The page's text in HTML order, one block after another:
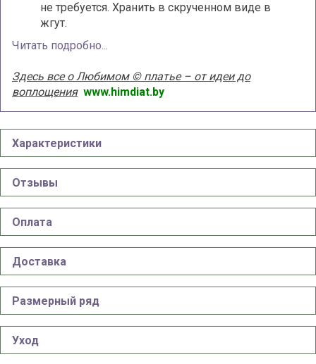
не требуется. Хранить в скрученном виде в
жгут.
Читать подробно...
Здесь все о Любимом © платье – от идеи до
воплощения www.himdiat.by
Характеристики
Отзывы
Оплата
Доставка
Размерный ряд
Уход